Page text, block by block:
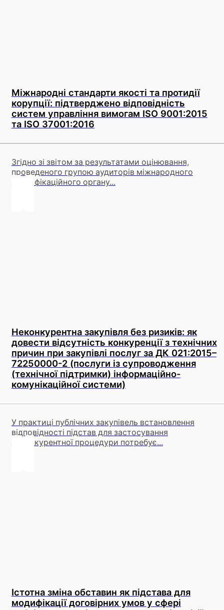
Міжнародні стандарти якості та протидії
корупції: підтверджено відповідність
систем управління вимогам ISO 9001:2015
та ISO 37001:2016
Згідно зі звітом за результатами оцінювання,
проведеного групою аудиторів міжнародного
сертифікаційного органу...
Неконкурентна закупівля без ризиків: як
довести відсутність конкуренції з технічних
причин при закупівлі послуг за ДК 021:2015–
72250000-2 (послуги із супроводження
(технічної підтримки) інформаційно-
комунікаційної системи)
У практиці публічних закупівель встановлення
відповідності підстав для застосування
неконкурентної процедури потребує...
Істотна зміна обставин як підстава для
модифікації договірних умов у сфері